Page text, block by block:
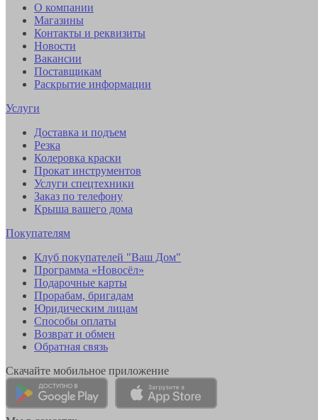
О компании
Магазины
Контакты и реквизиты
Новости
Вакансии
Поставщикам
Раскрытие информации
Услуги
Доставка и подъем
Резка
Колеровка краски
Прокат инструментов
Услуги спецтехники
Заказ по телефону
Крыша вашего дома
Покупателям
Клуб покупателей "Ваш Дом"
Программа «Новосёл»
Подарочные карты
Прорабам, бригадам
Юридическим лицам
Способы оплаты
Возврат и обмен
Обратная связь
Скачайте мобильное приложение